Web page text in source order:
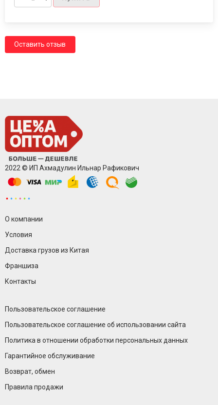
Оставить отзыв
2022 © ИП Ахмадулин Ильнар Рафикович
О компании
Условия
Доставка грузов из Китая
Франшиза
Контакты
Пользовательское соглашение
Пользовательское соглашение об использовании сайта
Политика в отношении обработки персональных данных
Гарантийное обслуживание
Возврат, обмен
Правила продажи